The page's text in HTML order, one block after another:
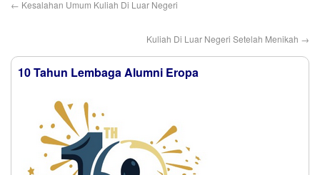
← Kesalahan Umum Kuliah Di Luar Negeri
Kuliah Di Luar Negeri Setelah Menikah →
10 Tahun Lembaga Alumni Eropa